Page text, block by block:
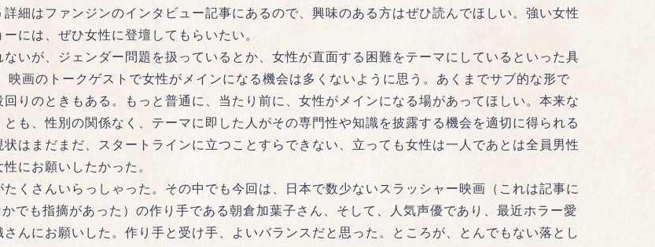
細はファンジンのインタビュー記事にあるので、興味のある方はぜひ読んでほしい。強い女性
には、ぜひ女性に登壇してもらいたい。
いが、ジェンダー問題を扱っているとか、女性が直面する困難をテーマにしているといった具
画のトークゲストで女性がメインになる機会は多くないように思う。あくまでサブ的な形で
りのときもある。もっと普通に、当たり前に、女性がメインになる場があってほしい。本来な
も、性別の関係なく、テーマに即した人がその専門性や知識を披露する機会を適切に得られる
はまだまだ、スタートラインに立つことすらできない、立っても女性は一人であとは全員男性
にお願いしたかった。
くさんいらっしゃった。その中でも今回は、日本で数少ないスラッシャー映画（これは記事に
でも指摘があった）の作り手である朝倉加葉子さん、そして、人気声優であり、最近ホラー愛
んにお願いした。作り手と受け手、よいバランスだと思った。ところが、とんでもない落とし